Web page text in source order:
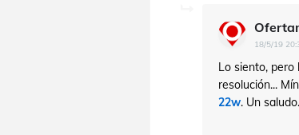
18/5/19
Lo siento,
resolución...
22w. Un saludo.